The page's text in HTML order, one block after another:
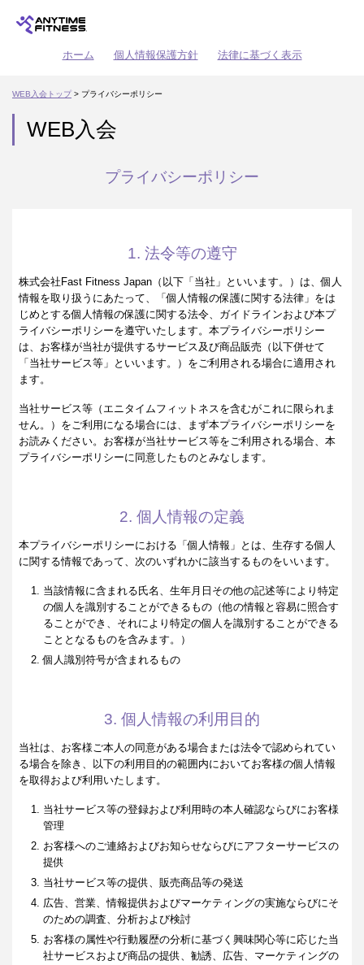
ホーム 個人情報保護方針 法律に基づく表示
WEB入会トップ> プライバシーポリシー
WEB入会
プライバシーポリシー
1. 法令等の遵守
株式会社Fast Fitness Japan（以下「当社」といいます。）は、個人
情報を取り扱うにあたって、「個人情報の保護に関する法律」をは
じめとする個人情報の保護に関する法令、ガイドラインおよび本プ
ライバシーポリシーを遵守いたします。本プライバシーポリシー
は、お客様が当社が提供するサービス及び商品販売（以下併せて
「当社サービス等」といいます。）をご利用される場合に適用され
ます。
当社サービス等（エニタイムフィットネスを含むがこれに限られま
せん。）をご利用になる場合には、まず本プライバシーポリシーを
お読みください。お客様が当社サービス等をご利用される場合、本
プライバシーポリシーに同意したものとみなします。
2. 個人情報の定義
本プライバシーポリシーにおける「個人情報」とは、生存する個人
に関する情報であって、次のいずれかに該当するものをいいます。
当該情報に含まれる氏名、生年月日その他の記述等により特定
の個人を識別することができるもの（他の情報と容易に照合す
ることができ、それにより特定の個人を識別することができる
こととなるものを含みます。）
個人識別符号が含まれるもの
3. 個人情報の利用目的
当社は、お客様ご本人の同意がある場合または法令で認められてい
る場合を除き、以下の利用目的の範囲内においてお客様の個人情報
を取得および利用いたします。
当社サービス等の登録および利用時の本人確認ならびにお客様
管理
お客様へのご連絡およびお知らせならびにアフターサービスの
提供
当社サービス等の提供、販売商品等の発送
広告、営業、情報提供およびマーケティングの実施ならびにそ
のための調査、分析および検討
お客様の属性や行動履歴の分析に基づく興味関心等に応じた当
社サービスおよび商品の提供、勧誘、広告、マーケティングの